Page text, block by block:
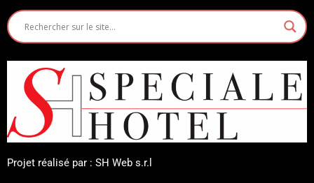
Projet réalisé par : SH Web s.r.l